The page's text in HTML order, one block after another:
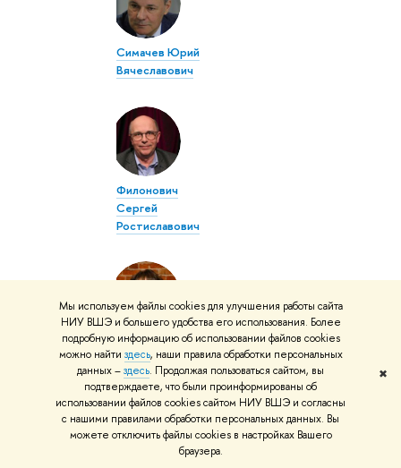
Мы используем файлы cookies для улучшения работы сайта
НИУ ВШЭ и большего удобства его использования. Более
подробную информацию об использовании файлов cookies
можно найти здесь, наши правила обработки персональных
данных –здесь. Продолжая пользоваться сайтом, вы
подтверждаете, что были проинформированы об
использовании файлов cookies сайтом НИУ ВШЭ и согласны
с нашими правилами обработки персональных данных. Вы
можете отключить файлы cookies в настройках Вашего
браузера.
✖
Симачев Юрий
Вячеславович
Филонович
Сергей
Ростиславович
Шумкова
Наталья
Валерьевна